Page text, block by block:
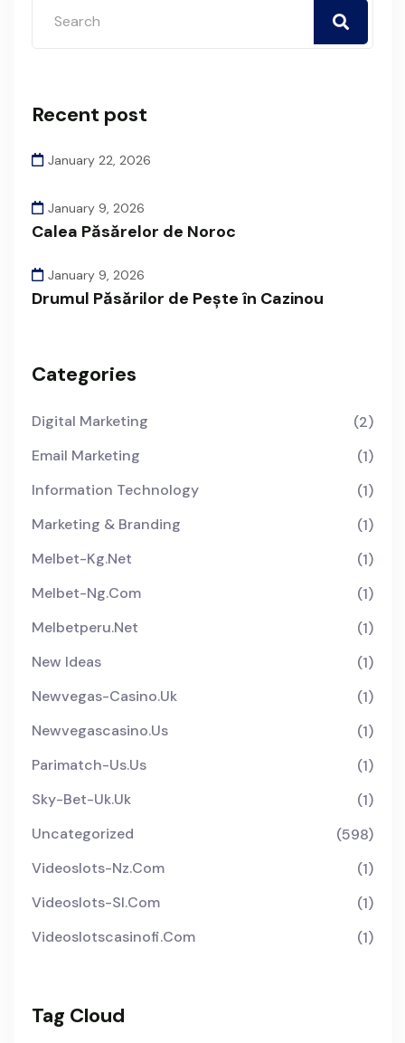
Recent post
January 22, 2026
January 9, 2026
Calea Păsărelor de Noroc
January 9, 2026
Drumul Păsărilor de Pește în Cazinou
Categories
Digital Marketing
(2)
Email Marketing
(1)
Information Technology
(1)
Marketing & Branding
(1)
Melbet-Kg.net
(1)
Melbet-Ng.com
(1)
Melbetperu.net
(1)
New Ideas
(1)
Newvegas-Casino.uk
(1)
Newvegascasino.us
(1)
Parimatch-Us.us
(1)
Sky-Bet-Uk.uk
(1)
Uncategorized
(598)
Videoslots-Nz.com
(1)
Videoslots-Sl.com
(1)
Videoslotscasinofi.com
(1)
Tag Cloud